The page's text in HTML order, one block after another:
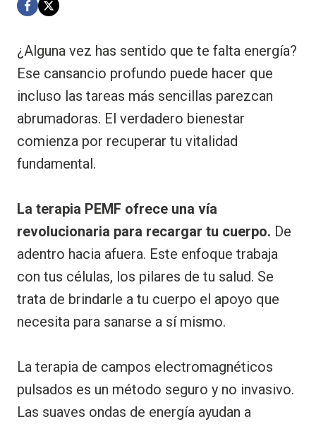
¿Alguna vez has sentido que te falta energía?
Ese cansancio profundo puede hacer que
incluso las tareas más sencillas parezcan
abrumadoras. El verdadero bienestar
comienza por recuperar tu vitalidad
fundamental.
La terapia PEMF ofrece una vía
revolucionaria para recargar tu cuerpo. De
adentro hacia afuera. Este enfoque trabaja
con tus células, los pilares de tu salud. Se
trata de brindarle a tu cuerpo el apoyo que
necesita para sanarse a sí mismo.
La terapia de campos electromagnéticos
pulsados es un método seguro y no invasivo.
Las suaves ondas de energía ayudan a